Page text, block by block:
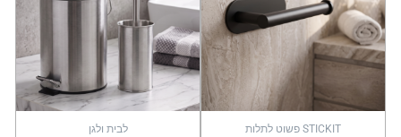
STICKIT פשוט לתלות לבית ולגן